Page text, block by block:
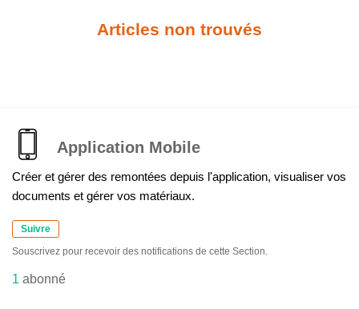
Articles non trouvés
Application Mobile
Créer et gérer des remontées depuis l'application, visualiser vos
documents et gérer vos matériaux.
Suivre
Souscrivez pour recevoir des notifications de cette Section.
1 abonné